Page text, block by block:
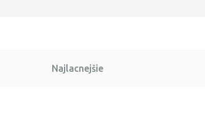
Najlacnejšie